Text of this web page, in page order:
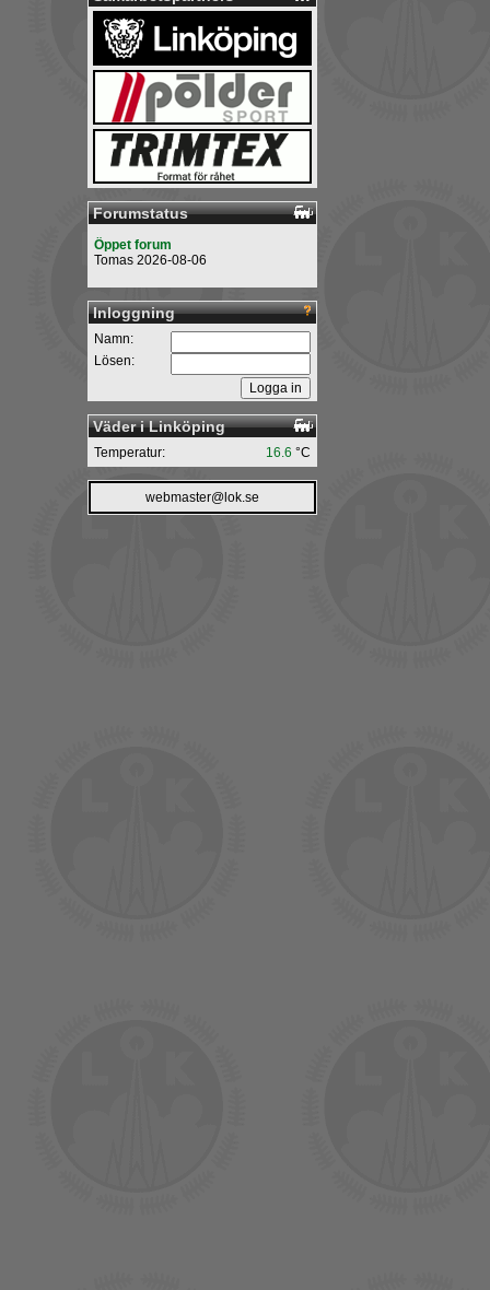
Forumstatus
Öppet forum
Tomas 2026-08-06
Inloggning
Namn:
Lösen:
Väder i Linköping
16.6 °C
Temperatur:
webmaster@lok.se